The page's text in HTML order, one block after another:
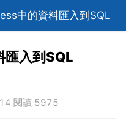
中的資料匯入到SQL
入到SQL
閱讀 5975